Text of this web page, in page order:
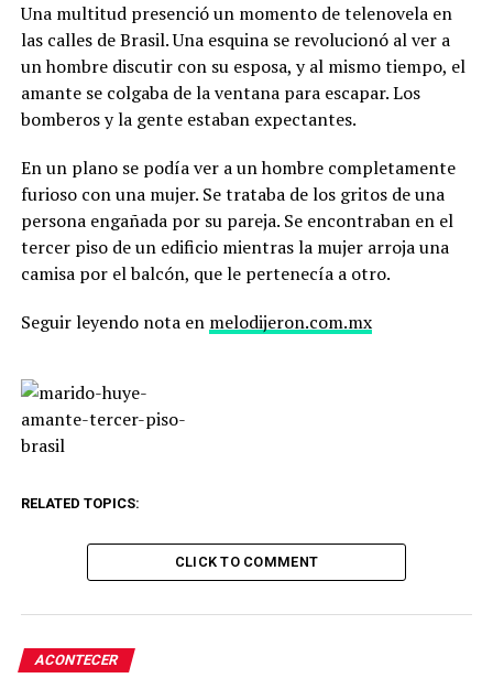
Una multitud presenció un momento de telenovela en
las calles de Brasil. Una esquina se revolucionó al ver a
un hombre discutir con su esposa, y al mismo tiempo, el
amante se colgaba de la ventana para escapar. Los
bomberos y la gente estaban expectantes.
En un plano se podía ver a un hombre completamente
furioso con una mujer. Se trataba de los gritos de una
persona engañada por su pareja. Se encontraban en el
tercer piso de un edificio mientras la mujer arroja una
camisa por el balcón, que le pertenecía a otro.
Seguir leyendo nota en melodijeron.com.mx
RELATED TOPICS:
CLICK TO COMMENT
ACONTECER